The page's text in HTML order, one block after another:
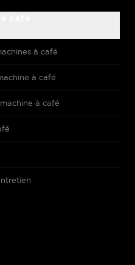
à café
à café
à café